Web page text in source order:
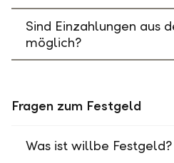
Sind Einzahlungen aus
möglich?
Fragen zum Festgeld
Was ist willbe Festgeld?